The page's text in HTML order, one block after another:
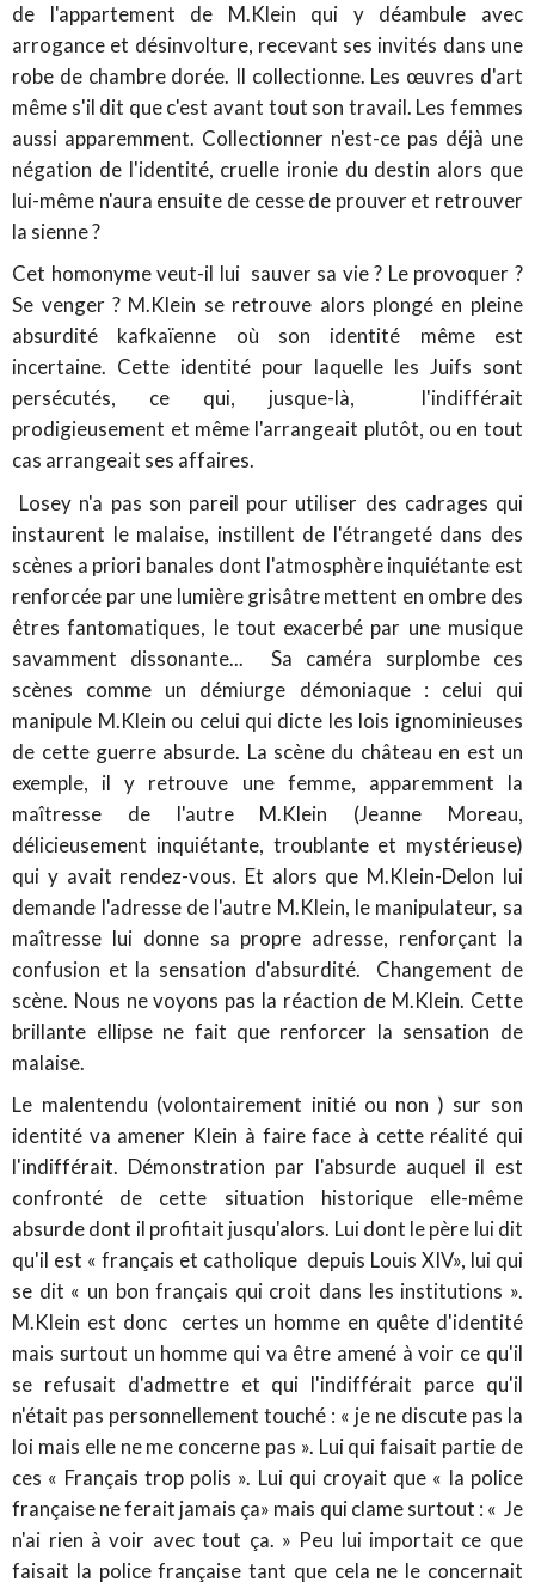
de l'appartement de M.Klein qui y déambule avec
arrogance et désinvolture, recevant ses invités dans une
robe de chambre dorée. Il collectionne. Les œuvres d'art
même s'il dit que c'est avant tout son travail. Les femmes
aussi apparemment. Collectionner n'est-ce pas déjà une
négation de l'identité, cruelle ironie du destin alors que
lui-même n'aura ensuite de cesse de prouver et retrouver
la sienne ?
Cet homonyme veut-il lui sauver sa vie ? Le provoquer ?
Se venger ? M.Klein se retrouve alors plongé en pleine
absurdité kafkaïenne où son identité même est
incertaine. Cette identité pour laquelle les Juifs sont
persécutés, ce qui, jusque-là, l'indifférait
prodigieusement et même l'arrangeait plutôt, ou en tout
cas arrangeait ses affaires.
Losey n'a pas son pareil pour utiliser des cadrages qui
instaurent le malaise, instillent de l'étrangeté dans des
scènes a priori banales dont l'atmosphère inquiétante est
renforcée par une lumière grisâtre mettent en ombre des
êtres fantomatiques, le tout exacerbé par une musique
savamment dissonante... Sa caméra surplombe ces
scènes comme un démiurge démoniaque : celui qui
manipule M.Klein ou celui qui dicte les lois ignominieuses
de cette guerre absurde. La scène du château en est un
exemple, il y retrouve une femme, apparemment la
maîtresse de l'autre M.Klein (Jeanne Moreau,
délicieusement inquiétante, troublante et mystérieuse)
qui y avait rendez-vous. Et alors que M.Klein-Delon lui
demande l'adresse de l'autre M.Klein, le manipulateur, sa
maîtresse lui donne sa propre adresse, renforçant la
confusion et la sensation d'absurdité. Changement de
scène. Nous ne voyons pas la réaction de M.Klein. Cette
brillante ellipse ne fait que renforcer la sensation de
malaise.
Le malentendu (volontairement initié ou non ) sur son
identité va amener Klein à faire face à cette réalité qui
l'indifférait. Démonstration par l'absurde auquel il est
confronté de cette situation historique elle-même
absurde dont il profitait jusqu'alors. Lui dont le père lui dit
qu'il est « français et catholique depuis Louis XIV», lui qui
se dit « un bon français qui croit dans les institutions ».
M.Klein est donc certes un homme en quête d'identité
mais surtout un homme qui va être amené à voir ce qu'il
se refusait d'admettre et qui l'indifférait parce qu'il
n'était pas personnellement touché : « je ne discute pas la
loi mais elle ne me concerne pas ». Lui qui faisait partie de
ces « Français trop polis ». Lui qui croyait que « la police
française ne ferait jamais ça» mais qui clame surtout : « Je
n'ai rien à voir avec tout ça. » Peu lui importait ce que
faisait la police française tant que cela ne le concernait